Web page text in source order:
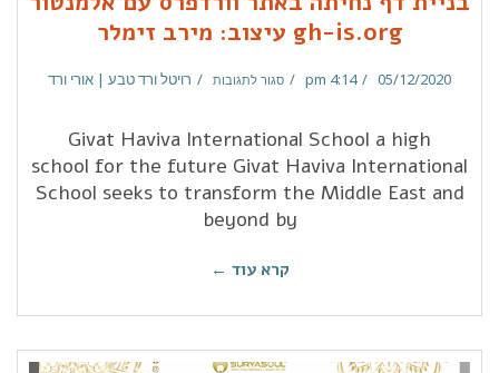
gh-is.org עיצוב: מירב זימלר
05/12/2020
4:14 pm סגור לתגובות רויטל ורד טבע | אורי ורד
Givat Haviva International School a high
school for the future Givat Haviva International
School seeks to transform the Middle East and
beyond by
קרא עוד ←